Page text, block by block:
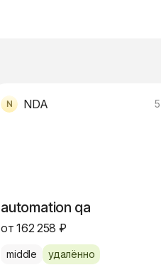
NDA
automation qa
от 162 258 ₽
middle удалённо